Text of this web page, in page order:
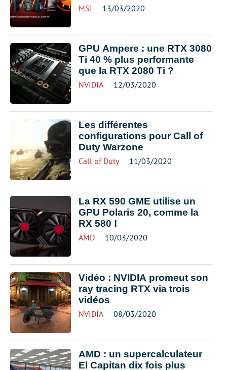
MSI 13/03/2020
GPU Ampere : une RTX 3080
Ti 40 % plus performante
que la RTX 2080 Ti ?
NVIDIA 12/03/2020
Les différentes
configurations pour Call of
Duty Warzone
Call of Duty 11/03/2020
La RX 590 GME utilise un
GPU Polaris 20, comme la
RX 580 !
AMD 10/03/2020
Vidéo : NVIDIA promeut son
ray tracing RTX via trois
vidéos
NVIDIA 08/03/2020
AMD : un supercalculateur
El Capitan dix fois plus